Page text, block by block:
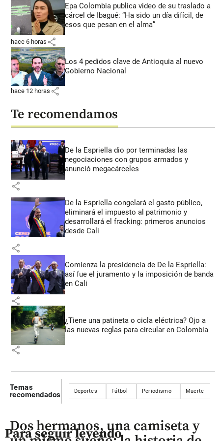
Epa Colombia publica video de su traslado a
cárcel de Ibagué: “Ha sido un día difícil, de
esos que pesan en el alma”
hace 6 horas share
Los 4 pedidos clave de Antioquia al nuevo
Gobierno Nacional
hace 12 horas share
Te recomendamos
De la Espriella dio por terminadas las
negociaciones con grupos armados y
anunció megacárceles
share
De la Espriella congelará el gasto público,
eliminará el impuesto al patrimonio y
desarrollará el fracking: primeros anuncios
desde Cali
share
Comienza la presidencia de De la Espriella:
así fue el juramento y la imposición de banda
en Cali
share
¿Tiene una patineta o cicla eléctrica? Ojo a
las nuevas reglas para circular en Colombia
share
Temas
recomendados
Deportes Fútbol Periodismo Muerte
Para seguir leyendo
Dos hermanos, una camiseta y